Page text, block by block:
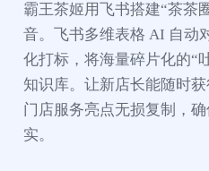
霸王茶姬用飞书搭建“茶茶
音。飞书多维表格 AI 自动
化打标，将海量碎片化的“
知识库。让新店长能随时
门店服务亮点无损复制，
实。